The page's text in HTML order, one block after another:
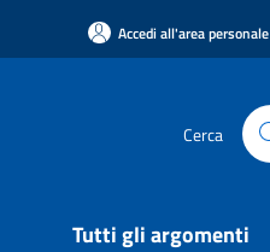
Accedi all'area personale
Cerca
Tutti gli argomenti